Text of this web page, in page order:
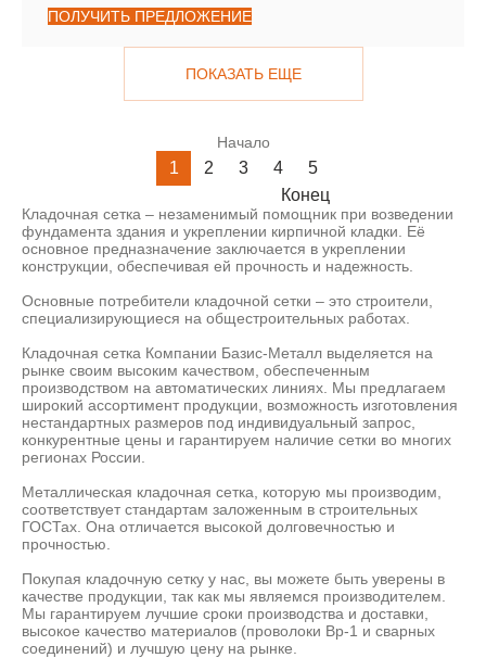
ПОЛУЧИТЬ ПРЕДЛОЖЕНИЕ
ПОКАЗАТЬ ЕЩЕ
Начало
1 2 3 4
5
Конец
Кладочная сетка – незаменимый помощник при возведении
фундамента здания и укреплении кирпичной кладки. Её
основное предназначение заключается в укреплении
конструкции, обеспечивая ей прочность и надежность.
Основные потребители кладочной сетки – это строители,
специализирующиеся на общестроительных работах.
Кладочная сетка Компании Базис-Металл выделяется на
рынке своим высоким качеством, обеспеченным
производством на автоматических линиях. Мы предлагаем
широкий ассортимент продукции, возможность изготовления
нестандартных размеров под индивидуальный запрос,
конкурентные цены и гарантируем наличие сетки во многих
регионах России.
Металлическая кладочная сетка, которую мы производим,
соответствует стандартам заложенным в строительных
ГОСТах. Она отличается высокой долговечностью и
прочностью.
Покупая кладочную сетку у нас, вы можете быть уверены в
качестве продукции, так как мы являемся производителем.
Мы гарантируем лучшие сроки производства и доставки,
высокое качество материалов (проволоки Вр-1 и сварных
соединений) и лучшую цену на рынке.